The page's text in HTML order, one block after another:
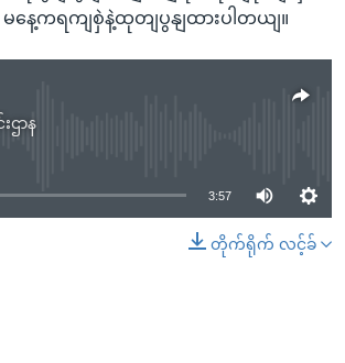
နေ့ကရကျစှဲနဲ့ထုတျပွနျထားပါတယျ။
ာန
source currently available
3:57
တိုက်ရိုက် လင့်ခ်